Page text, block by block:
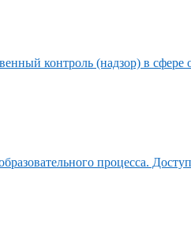
контроль (надзор) в
процесса.